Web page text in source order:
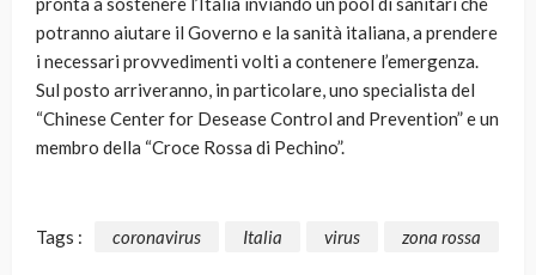
potranno aiutare il Governo e la sanità italiana, a prendere
i necessari provvedimenti volti a contenere l’emergenza.
Sul posto arriveranno, in particolare, uno specialista del
“Chinese Center for Desease Control and Prevention” e un
membro della “Croce Rossa di Pechino”.
Tags : coronavirus Italia virus zona rossa